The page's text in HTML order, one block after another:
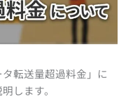
転送量超過料金」に
します。